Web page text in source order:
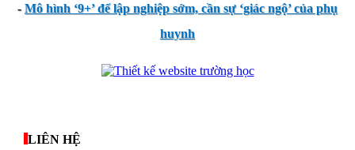
-Mô hình ‘9+’ để lập nghiệp sớm, cần sự ‘giác ngộ’ của phụ
huynh
LIÊN HỆ